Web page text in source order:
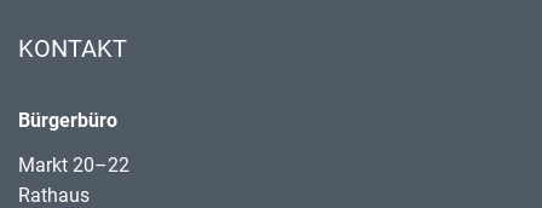
KONTAKT
Bürgerbüro
Markt 20–22
Rathaus